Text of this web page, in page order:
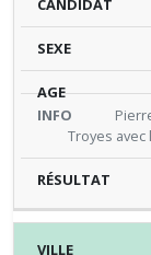
Troyes avec